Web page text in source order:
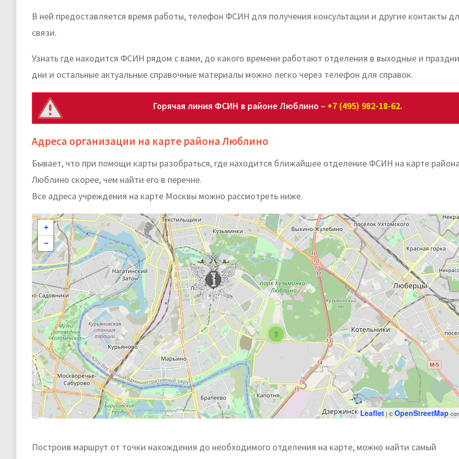
В ней предоставляется время работы, телефон ФСИН для получения консультации и другие контакты
связи.
Узнать где находится ФСИН рядом с вами, до какого времени работают отделения в выходные и
дни и остальные актуальные справочные материалы можно легко через телефон для справок.
Горячая линия ФСИН в районе Люблино – +7 (495) 982-18-62.
Адреса организации на карте района Люблино
Бывает, что при помощи карты разобраться, где находится ближайшее отделение ФСИН на карте района
Люблино скорее, чем найти его в перечне.
Все адреса учреждения на карте Москвы можно рассмотреть ниже.
3
+
−
Leaflet | ©OpenStreetMap
Построив маршрут от точки нахождения до необходимого отделения на карте, можно найти самый